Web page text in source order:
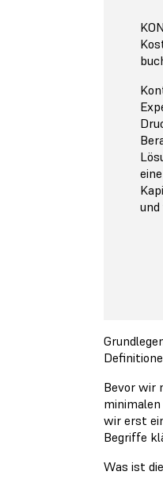
und
Bevor wir
wir erst
Begriffe
Was ist